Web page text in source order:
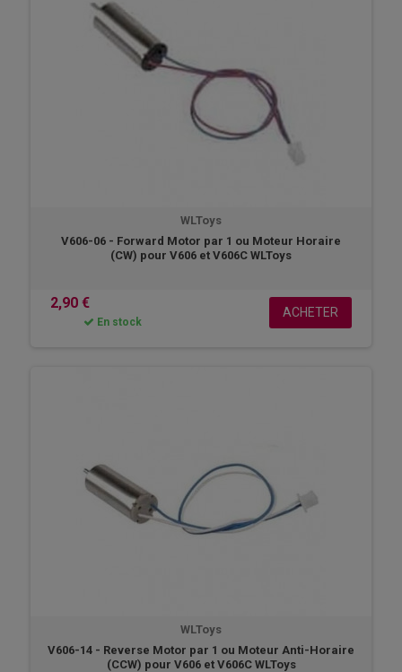
WLToys
V606-06 - Forward Motor par 1 ou Moteur Horaire
(CW) pour V606 et V606C WLToys
2,90 €
En stock
ACHETER
WLToys
V606-14 - Reverse Motor par 1 ou Moteur Anti-Horaire
(CCW) pour V606 et V606C WLToys